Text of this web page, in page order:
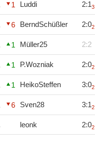
1 Luddi 2:13
6 BerndSchüßler 2:02
1 Müller25 2:2
1 P.Wozniak 2:02
1 HeikoSteffen 3:02
6 Sven28 3:12
leonk 2:02